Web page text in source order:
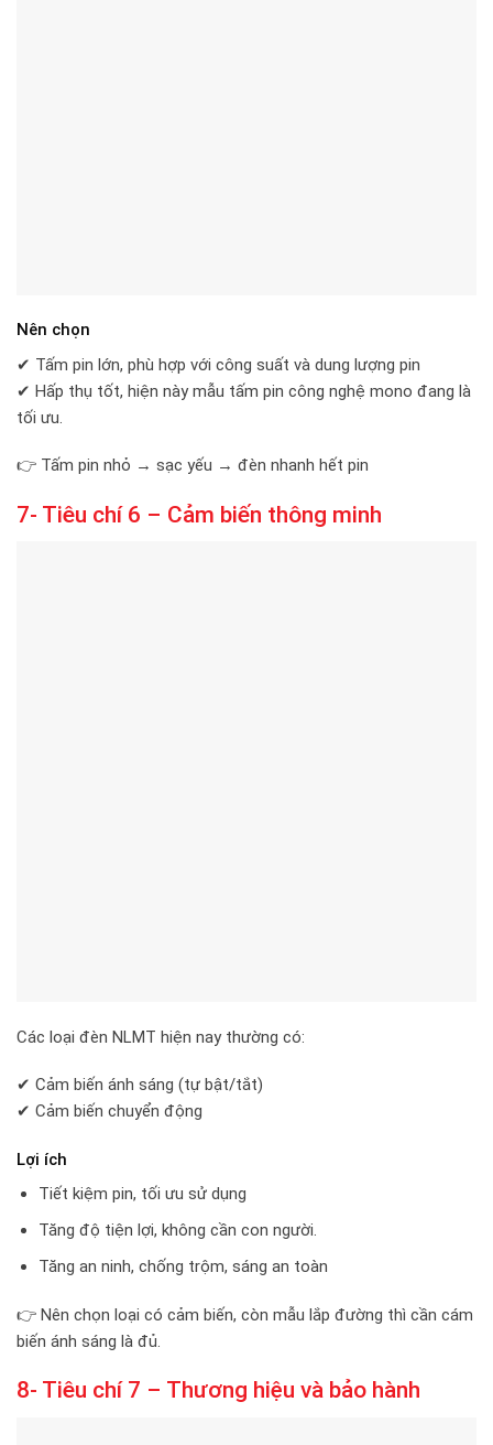
Nên chọn
✔ Tấm pin lớn, phù hợp với công suất và dung lượng pin
✔ Hấp thụ tốt, hiện này mẫu tấm pin công nghệ mono đang là
tối ưu.
👉 Tấm pin nhỏ → sạc yếu → đèn nhanh hết pin
7- Tiêu chí 6 – Cảm biến thông minh
Các loại đèn NLMT hiện nay thường có:
✔ Cảm biến ánh sáng (tự bật/tắt)
✔ Cảm biến chuyển động
Lợi ích
Tiết kiệm pin, tối ưu sử dụng
Tăng độ tiện lợi, không cần con người.
Tăng an ninh, chống trộm, sáng an toàn
👉 Nên chọn loại có cảm biến, còn mẫu lắp đường thì cần cám
biến ánh sáng là đủ.
8- Tiêu chí 7 – Thương hiệu và bảo hành